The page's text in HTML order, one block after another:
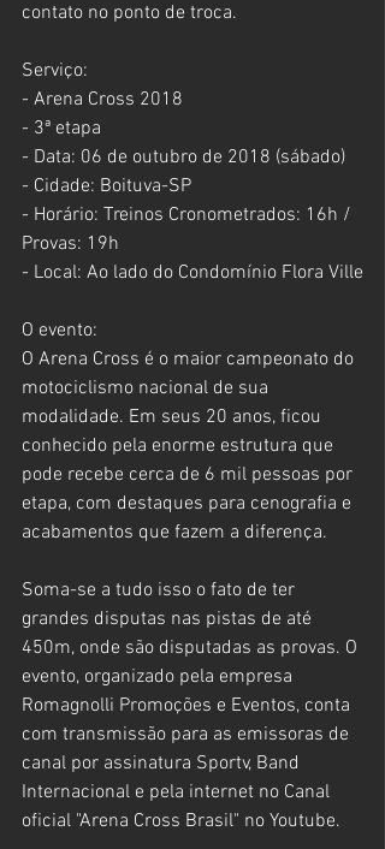
contato no ponto de troca.
Serviço:
- Arena Cross 2018
- 3ª etapa
- Data: 06 de outubro de 2018 (sábado)
- Cidade: Boituva-SP
- Horário: Treinos Cronometrados: 16h /
Provas: 19h
- Local: Ao lado do Condomínio Flora Ville
O evento:
O Arena Cross é o maior campeonato do
motociclismo nacional de sua
modalidade. Em seus 20 anos, ficou
conhecido pela enorme estrutura que
pode recebe cerca de 6 mil pessoas por
etapa, com destaques para cenografia e
acabamentos que fazem a diferença.
Soma-se a tudo isso o fato de ter
grandes disputas nas pistas de até
450m, onde são disputadas as provas. O
evento, organizado pela empresa
Romagnolli Promoções e Eventos, conta
com transmissão para as emissoras de
canal por assinatura Sportv, Band
Internacional e pela internet no Canal
oficial "Arena Cross Brasil" no Youtube.